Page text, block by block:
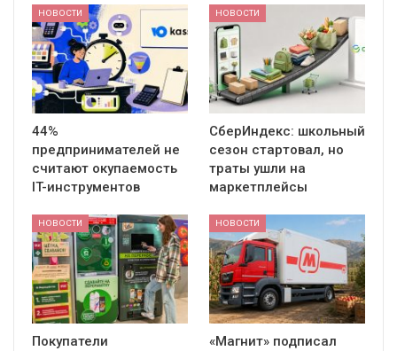
НОВОСТИ
44%
предпринимателей не
считают окупаемость
IT-инструментов
НОВОСТИ
СберИндекс: школьный
сезон стартовал, но
траты ушли на
маркетплейсы
НОВОСТИ
Покупатели
НОВОСТИ
«Магнит» подписал